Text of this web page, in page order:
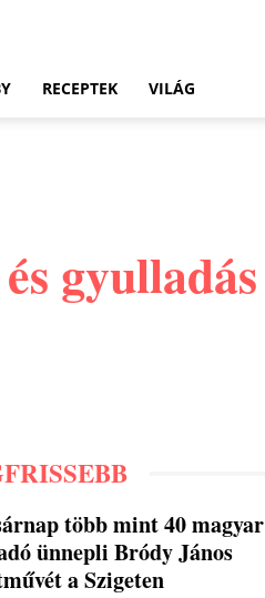
RECEPTEK VILÁG
gyulladás
több mint 40 magyar
ünnepli Bródy János
a Szigeten